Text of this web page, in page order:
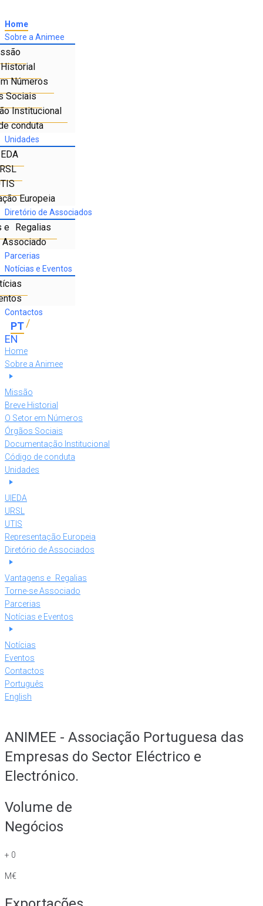
Home
Sobre a Animee
Números
Sociais
Institucional
conduta
Unidades
Europeia
Diretório de Associados
e Regalias
Associado
Parcerias
Notícias e Eventos
Contactos
Home
Sobre a Animee
Missão
Breve Historial
O Setor em Números
Órgãos Sociais
Documentação Institucional
Código de conduta
Unidades
UIEDA
URSL
UTIS
Representação Europeia
Diretório de Associados
Vantagens e Regalias
Torne-se Associado
Parcerias
Notícias e Eventos
Notícias
Eventos
Contactos
Português
English
ANIMEE - Associação Portuguesa das
Empresas do Sector Eléctrico e
Electrónico.
Volume de
Negócios
+ 0
M€